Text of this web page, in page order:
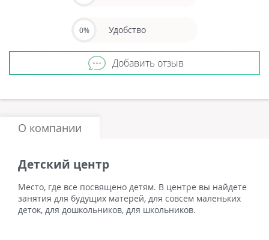
0% Удобство
Добавить отзыв
О компании
Детский центр
Место, где все посвящено детям. В центре вы найдете
занятия для будущих матерей, для совсем маленьких
деток, для дошкольников, для школьников.